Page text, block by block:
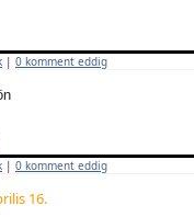
| 0 komment eddig
| 0 komment eddig
16.